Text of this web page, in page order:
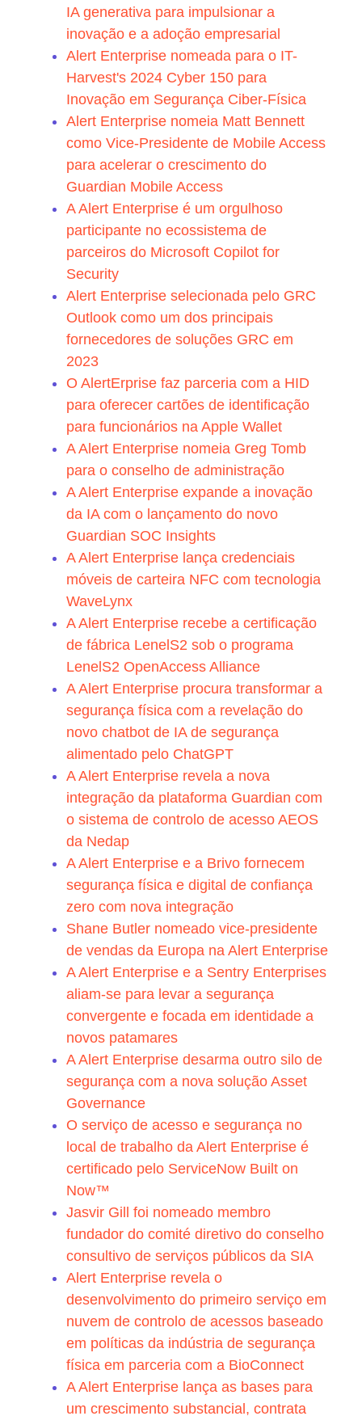
IA generativa para impulsionar a
inovação e a adoção empresarial
Alert Enterprise nomeada para o IT-
Harvest's 2024 Cyber 150 para
Inovação em Segurança Ciber-Física
Alert Enterprise nomeia Matt Bennett
como Vice-Presidente de Mobile Access
para acelerar o crescimento do
Guardian Mobile Access
A Alert Enterprise é um orgulhoso
participante no ecossistema de
parceiros do Microsoft Copilot for
Security
Alert Enterprise selecionada pelo GRC
Outlook como um dos principais
fornecedores de soluções GRC em
2023
O AlertErprise faz parceria com a HID
para oferecer cartões de identificação
para funcionários na Apple Wallet
A Alert Enterprise nomeia Greg Tomb
para o conselho de administração
A Alert Enterprise expande a inovação
da IA com o lançamento do novo
Guardian SOC Insights
A Alert Enterprise lança credenciais
móveis de carteira NFC com tecnologia
WaveLynx
A Alert Enterprise recebe a certificação
de fábrica LenelS2 sob o programa
LenelS2 OpenAccess Alliance
A Alert Enterprise procura transformar a
segurança física com a revelação do
novo chatbot de IA de segurança
alimentado pelo ChatGPT
A Alert Enterprise revela a nova
integração da plataforma Guardian com
o sistema de controlo de acesso AEOS
da Nedap
A Alert Enterprise e a Brivo fornecem
segurança física e digital de confiança
zero com nova integração
Shane Butler nomeado vice-presidente
de vendas da Europa na Alert Enterprise
A Alert Enterprise e a Sentry Enterprises
aliam-se para levar a segurança
convergente e focada em identidade a
novos patamares
A Alert Enterprise desarma outro silo de
segurança com a nova solução Asset
Governance
O serviço de acesso e segurança no
local de trabalho da Alert Enterprise é
certificado pelo ServiceNow Built on
Now™
Jasvir Gill foi nomeado membro
fundador do comité diretivo do conselho
consultivo de serviços públicos da SIA
Alert Enterprise revela o
desenvolvimento do primeiro serviço em
nuvem de controlo de acessos baseado
em políticas da indústria de segurança
física em parceria com a BioConnect
A Alert Enterprise lança as bases para
um crescimento substancial, contrata